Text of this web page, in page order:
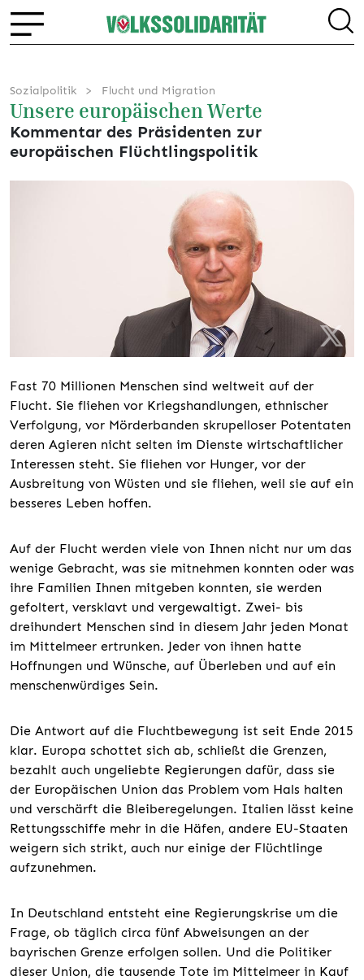
Sozialpolitik Flucht und Migration
Unsere europäischen Werte
Kommentar des Präsidenten zur
europäischen Flüchtlingspolitik
Fast 70 Millionen Menschen sind weltweit auf der
Flucht. Sie fliehen vor Kriegshandlungen, ethnischer
Verfolgung, vor Mörderbanden skrupelloser Potentaten
deren Agieren nicht selten im Dienste wirtschaftlicher
Interessen steht. Sie fliehen vor Hunger, vor der
Ausbreitung von Wüsten und sie fliehen, weil sie auf ein
besseres Leben hoffen.
Auf der Flucht werden viele von Ihnen nicht nur um das
wenige Gebracht, was sie mitnehmen konnten oder was
ihre Familien Ihnen mitgeben konnten, sie werden
gefoltert, versklavt und vergewaltigt. Zwei- bis
dreihundert Menschen sind in diesem Jahr jeden Monat
im Mittelmeer ertrunken. Jeder von ihnen hatte
Hoffnungen und Wünsche, auf Überleben und auf ein
menschenwürdiges Sein.
Die Antwort auf die Fluchtbewegung ist seit Ende 2015
klar. Europa schottet sich ab, schließt die Grenzen,
bezahlt auch ungeliebte Regierungen dafür, dass sie
der Europäischen Union das Problem vom Hals halten
und verschärft die Bleiberegelungen. Italien lässt keine
Rettungsschiffe mehr in die Häfen, andere EU-Staaten
weigern sich strikt, auch nur einige der Flüchtlinge
aufzunehmen.
In Deutschland entsteht eine Regierungskrise um die
Frage, ob täglich circa fünf Abweisungen an der
bayrischen Grenze erfolgen sollen. Und die Politiker
dieser Union, die tausende Tote im Mittelmeer in Kauf